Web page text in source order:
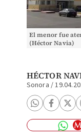
El menor fue
(Héctor Navia)
HÉCTOR
Sonora /